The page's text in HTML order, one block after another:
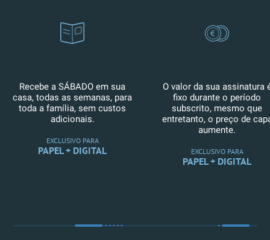
Recebe a SÁBADO em sua
casa, todas as semanas, para
toda a família, sem custos
adicionais.
EXCLUSIVO PARA
PAPEL + DIGITAL
O valor da sua assinatura
fixo durante o período
subscrito, mesmo que
entretanto, o preço de
aumente.
EXCLUSIVO PARA
PAPEL + DIGITAL